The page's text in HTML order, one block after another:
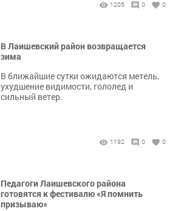
1205 0 0
В Лаишевский район возвращается
зима
В ближайшие сутки ожидаются метель,
ухудшение видимости, гололед и
сильный ветер.
1192 0 0
Педагоги Лаишевского района
готовятся к фестивалю «Я помнить
призываю»